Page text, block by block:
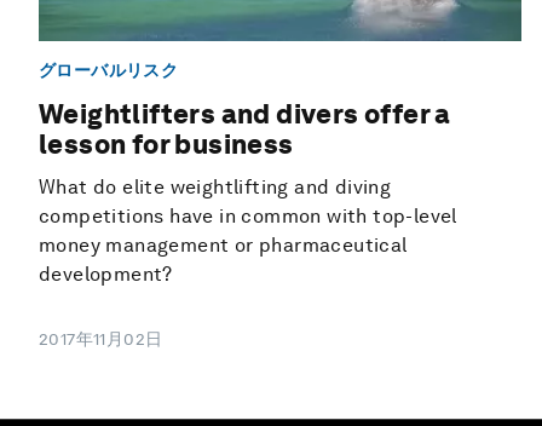
グローバルリスク
Weightlifters and divers offer a
lesson for business
What do elite weightlifting and diving
competitions have in common with top-level
money management or pharmaceutical
development?
2017年11月02日